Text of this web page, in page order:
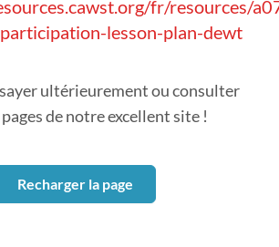
fr/resources/
lesson-plan-dewt
ultérieurement ou consulter
pages de notre excellent site !
Recharger la page